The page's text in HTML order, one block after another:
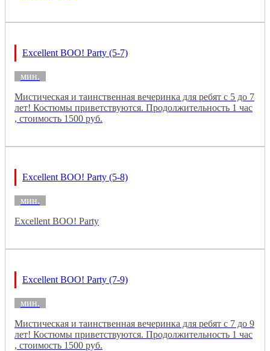
Excellent BOO! Party (5-7)
мин.
Мистическая и таинственная вечеринка для ребят с 5 до 7
лет! Костюмы приветствуются. Продолжительность 1 час
, стоимость 1500 руб.
Excellent BOO! Party (5-8)
мин.
Excellent BOO! Party
Excellent BOO! Party (7-9)
мин.
Мистическая и таинственная вечеринка для ребят с 7 до 9
лет! Костюмы приветствуются. Продолжительность 1 час
, стоимость 1500 руб.